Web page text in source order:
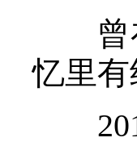
曾在
忆里
2013